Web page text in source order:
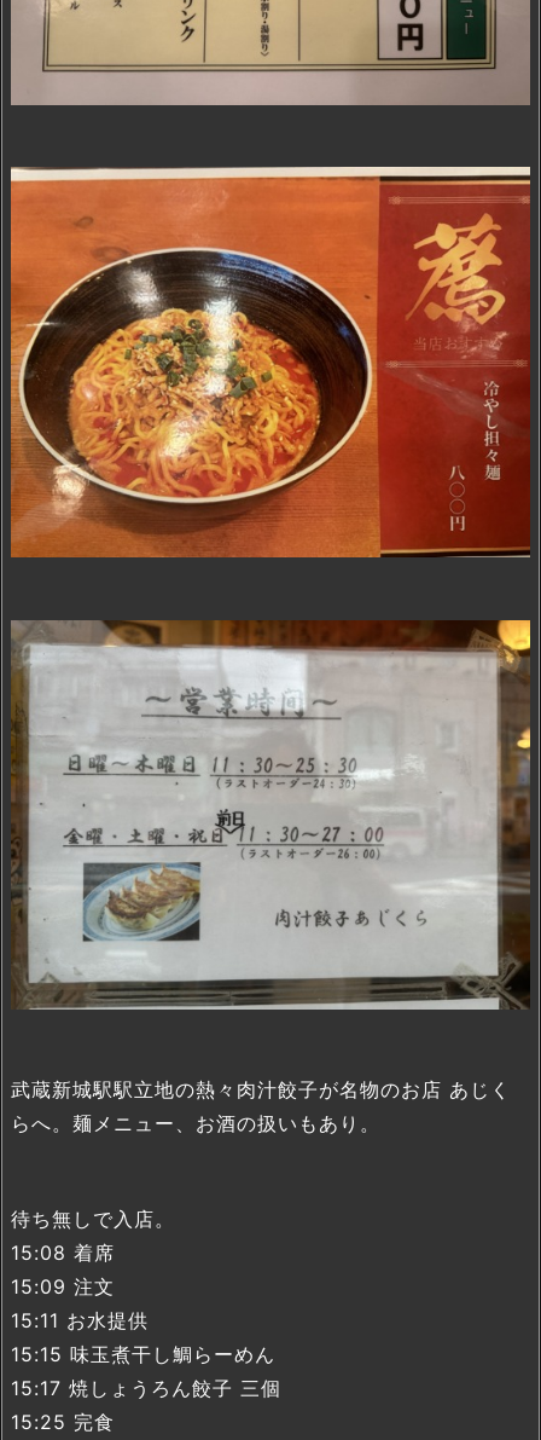
武蔵新城駅駅立地の熱々肉汁餃子が名物のお店 あじく
らへ。麺メニュー、お酒の扱いもあり。
待ち無しで入店。
15:08 着席
15:09 注文
15:11 お水提供
15:15 味玉煮干し鯛らーめん
15:17 焼しょうろん餃子 三個
15:25 完食